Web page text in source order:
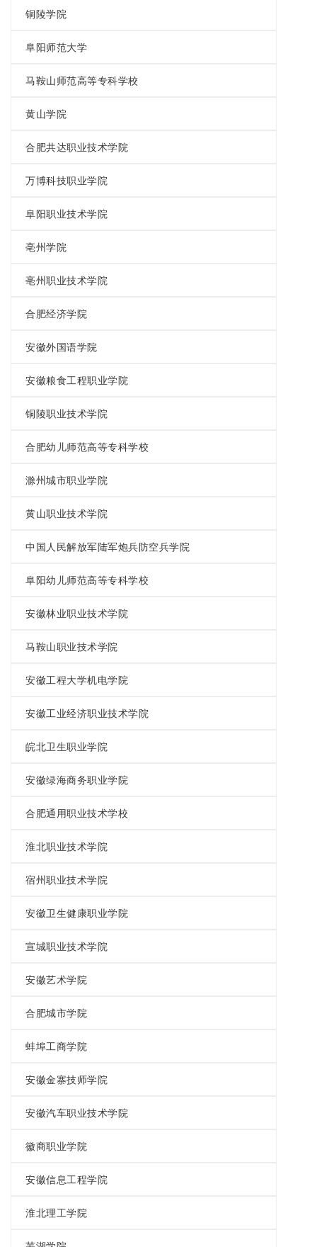
铜陵学院
阜阳师范大学
马鞍山师范高等专科学校
黄山学院
合肥共达职业技术学院
万博科技职业学院
阜阳职业技术学院
亳州学院
亳州职业技术学院
合肥经济学院
安徽外国语学院
安徽粮食工程职业学院
铜陵职业技术学院
合肥幼儿师范高等专科学校
滁州城市职业学院
黄山职业技术学院
中国人民解放军陆军炮兵防空兵学院
阜阳幼儿师范高等专科学校
安徽林业职业技术学院
马鞍山职业技术学院
安徽工程大学机电学院
安徽工业经济职业技术学院
皖北卫生职业学院
安徽绿海商务职业学院
合肥通用职业技术学校
淮北职业技术学院
宿州职业技术学院
安徽卫生健康职业学院
宣城职业技术学院
安徽艺术学院
合肥城市学院
蚌埠工商学院
安徽金寨技师学院
安徽汽车职业技术学院
徽商职业学院
安徽信息工程学院
淮北理工学院